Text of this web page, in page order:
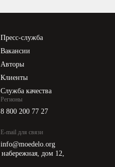
Пресс-служба
Вакансии
Авторы
Клиенты
Служба качества
Регионы
8 800 200 77 27
E-mail для связи
info@moedelo.org
дом 12,